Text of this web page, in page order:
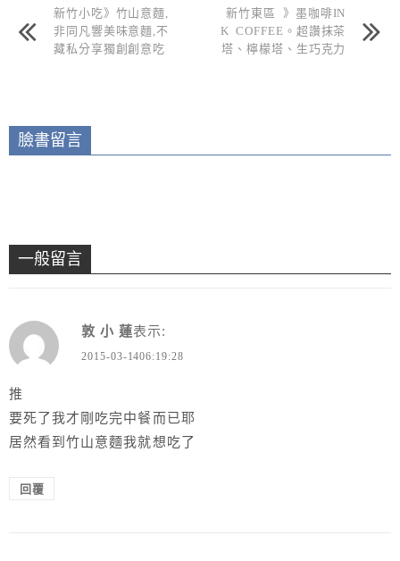
新竹小吃》竹山意麵,
非同凡響美味意麵,不
藏私分享獨創創意吃
新竹東區 》墨咖啡IN
K COFFEE。超讚抹茶
塔、檸檬塔、生巧克力
臉書留言
一般留言
敦 小 蓮表示:
2015-03-1406:19:28
推
要死了我才剛吃完中餐而已耶
居然看到竹山意麵我就想吃了
回覆